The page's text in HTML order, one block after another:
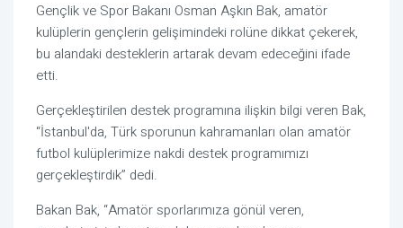
Gençlik ve Spor Bakanı Osman Aşkın Bak, amatör
kulüplerin gençlerin gelişimindeki rolüne dikkat çekerek,
bu alandaki desteklerin artarak devam edeceğini ifade
etti.
Gerçekleştirilen destek programına ilişkin bilgi veren Bak,
“İstanbul'da, Türk sporunun kahramanları olan amatör
futbol kulüplerimize nakdi destek programımızı
gerçekleştirdik” dedi.
Bakan Bak, “Amatör sporlarımıza gönül veren,